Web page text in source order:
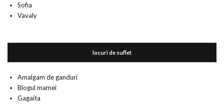
Sofia
Vavaly
locuri de suflet
Amalgam de ganduri
Blogul mamei
Gagaita